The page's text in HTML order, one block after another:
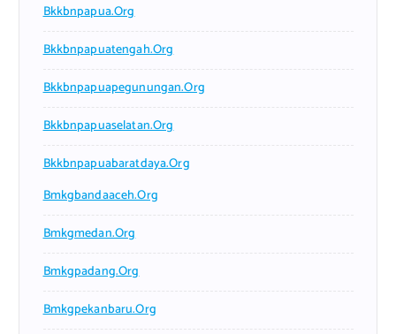
Bkkbnpapua.org
Bkkbnpapuatengah.org
Bkkbnpapuapegunungan.org
Bkkbnpapuaselatan.org
Bkkbnpapuabaratdaya.org
Bmkgbandaaceh.org
Bmkgmedan.org
Bmkgpadang.org
Bmkgpekanbaru.org